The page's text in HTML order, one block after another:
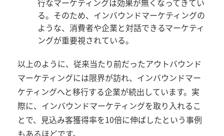
行なマーケティングは効果が無くなってきてい
る。そのため、インバウンドマーケティングの
ような、消費者や企業と対話できるマーケティ
ングが重要視されている。
以上のように、従来当たり前だったアウトバウンド
マーケティングには限界が訪れ、インバウンドマー
ケティングへと移行する企業が続出しています。実
際に、インバウンドマーケティングを取り入れるこ
とで、見込み客獲得率を10倍に伸ばしたという事例